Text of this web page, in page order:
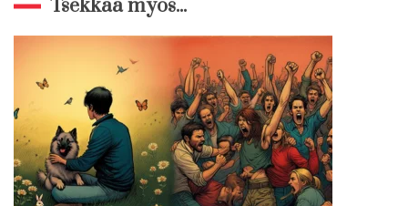
Tsekkaa myös...